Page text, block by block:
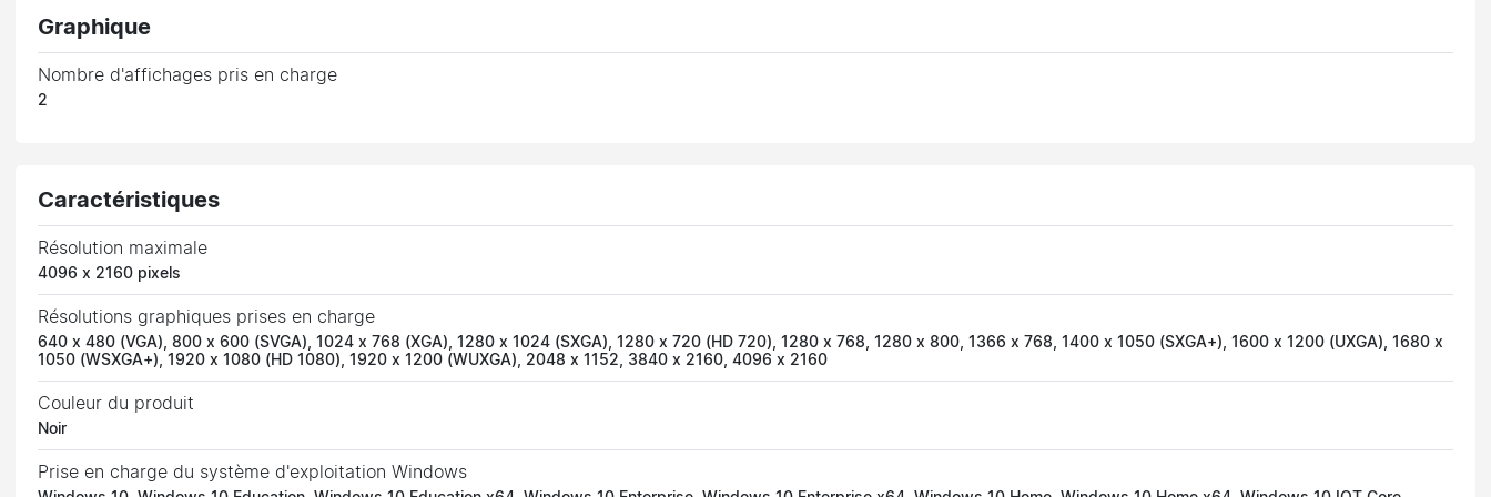
Graphique
Nombre d'affichages pris en charge
2
Caractéristiques
Résolution maximale
4096 x 2160 pixels
Résolutions graphiques prises en charge
640 x 480 (VGA), 800 x 600 (SVGA), 1024 x 768 (XGA), 1280 x 1024 (SXGA), 1280 x 720 (HD 720), 1280 x 768, 1280 x 800, 1366 x 768, 1400 x 1050 (SXGA+), 1600 x 1200 (UXGA), 1680 x
1050 (WSXGA+), 1920 x 1080 (HD 1080), 1920 x 1200 (WUXGA), 2048 x 1152, 3840 x 2160, 4096 x 2160
Couleur du produit
Noir
Prise en charge du système d'exploitation Windows